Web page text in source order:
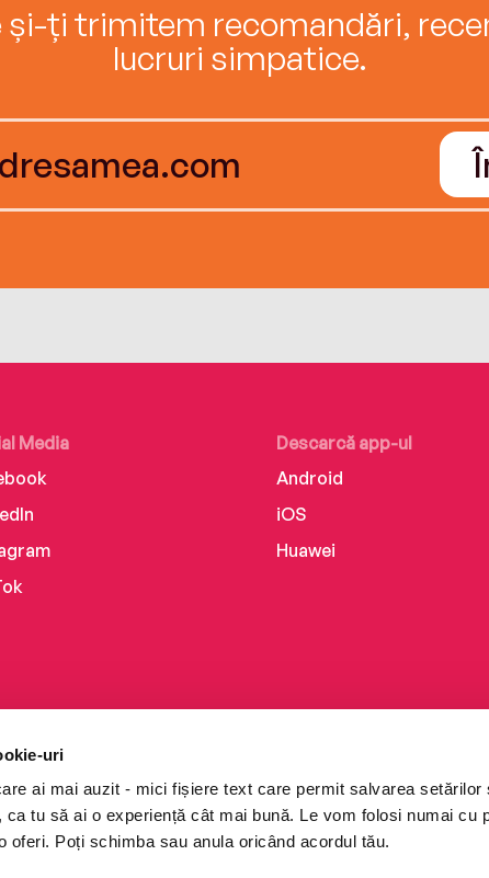
uri
ai mai auzit - mici fișiere text care permit salvarea setărilor
ca tu să ai o experiență cât mai bună. Le vom folosi numai cu
oferi. Poți schimba sau anula oricând acordul tău.
ți trimitem recomandări,
lucruri simpatice.
Media
Descarcă app-ul
Android
iOS
Huawei